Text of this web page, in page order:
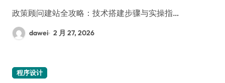
政策顾问建站全攻略：技术搭建步骤与实操指…
dawei 2 月 27, 2026
程序设计